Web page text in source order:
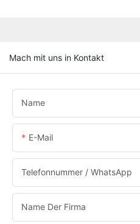
Mach mit uns in Kontakt
Name
E-Mail
Telefonnummer / WhatsApp
Name Der Firma